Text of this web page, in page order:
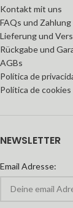
Kontakt mit uns
FAQs und Zahlung
Lieferung und
Rückgabe und
AGBs
Política de
Política de cookies
NEWSLETTER
Email Adresse: